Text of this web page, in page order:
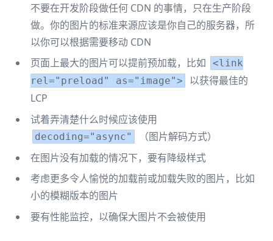
不要在开发阶段做任何 CDN 的事情，只在生产阶段
做。你的图片的标准来源应该是你自己的服务器，所
以你可以根据需要移动 CDN
页面上最大的图片可以提前预加载，比如
<link
rel="preload" as="image">
以获得最佳的
LCP
试着弄清楚什么时候应该使用
decoding="async"
（图片解码方式）
在图片没有加载的情况下，要有降级样式
考虑更多令人愉悦的加载前或加载失败的图片，比如
小的模糊版本的图片
要有性能监控，以确保大图片不会被使用